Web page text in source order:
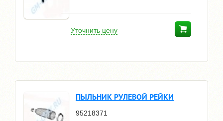
Уточнить цену
ПЫЛЬНИК РУЛЕВОЙ РЕЙКИ
95218371